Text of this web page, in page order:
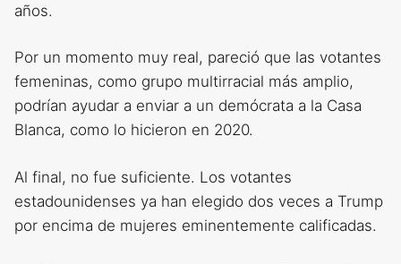
años.
Por un momento muy real, pareció que las votantes
femeninas, como grupo multirracial más amplio,
podrían ayudar a enviar a un demócrata a la Casa
Blanca, como lo hicieron en 2020.
Al final, no fue suficiente. Los votantes
estadounidenses ya han elegido dos veces a Trump
por encima de mujeres eminentemente calificadas.